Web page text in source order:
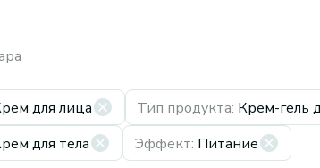
для лица Тип продукта: Крем-гель
для тела Эффект: Питание